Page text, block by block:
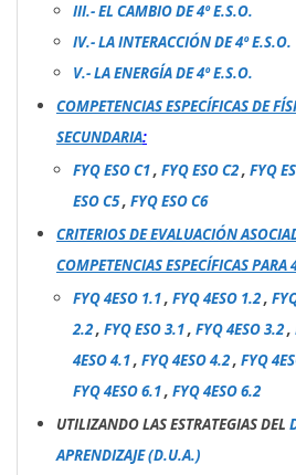
III.- EL CAMBIO DE 4º E.S.O.
IV.- LA INTERACCIÓN DE 4º E.S.O.
V.- LA ENERGÍA DE 4º E.S.O.
COMPETENCIAS ESPECÍFICAS DE
SECUNDARIA:
FYQ ESO C1, FYQ ESO C2, FYQ
ESO C5, FYQ ESO C6
CRITERIOS DE EVALUACIÓN
COMPETENCIAS ESPECÍFICAS PARA
FYQ 4ESO 1.1, FYQ 4ESO 1.2,
2.2, FYQ ESO 3.1, FYQ 4ESO 3.2,
4ESO 4.1, FYQ 4ESO 4.2, FYQ
FYQ 4ESO 6.1, FYQ 4ESO 6.2
UTILIZANDO LAS ESTRATEGIAS DEL
APRENDIZAJE (D.U.A.)